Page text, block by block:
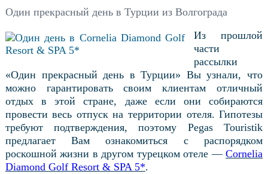
Один прекрасный день в Турции из Волгограда
Из прошлой
части
рассылки
«Один прекрасный день в Турции» Вы узнали, что
можно гарантировать своим клиентам отличный
отдых в этой стране, даже если они собираются
провести весь отпуск на территории отеля. Гипотезы
требуют подтверждения, поэтому Pegas Touristik
предлагает Вам ознакомиться с распорядком
роскошной жизни в другом турецком отеле —Cornelia
Diamond Golf Resort & SPA 5*.